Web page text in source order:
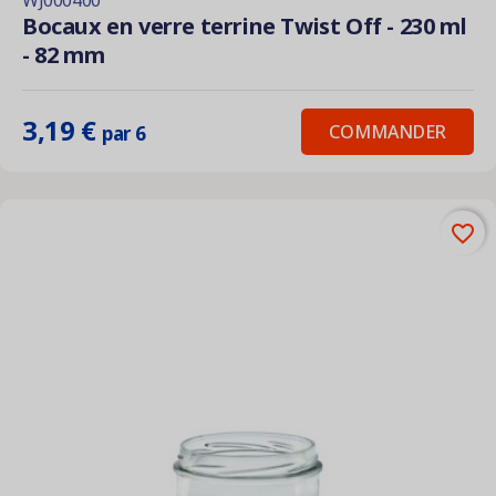
Bocaux en verre terrine Twist Off - 230 ml
- 82 mm
3,19 € par 6 COMMANDER
favorite_border